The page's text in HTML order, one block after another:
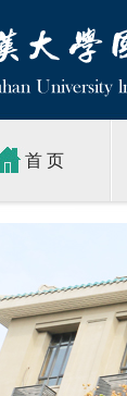
首 页